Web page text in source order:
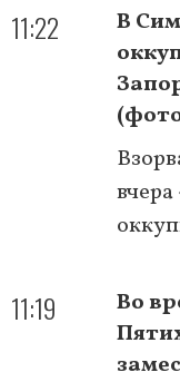
11:22
В
11:19
Во